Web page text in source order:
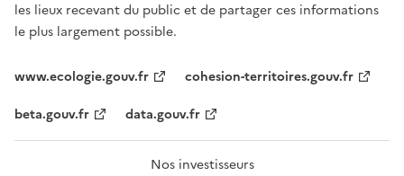
les lieux recevant du public et de partager ces informations
le plus largement possible.
www.ecologie.gouv.fr
cohesion-territoires.gouv.fr
beta.gouv.fr
data.gouv.fr
Nos investisseurs